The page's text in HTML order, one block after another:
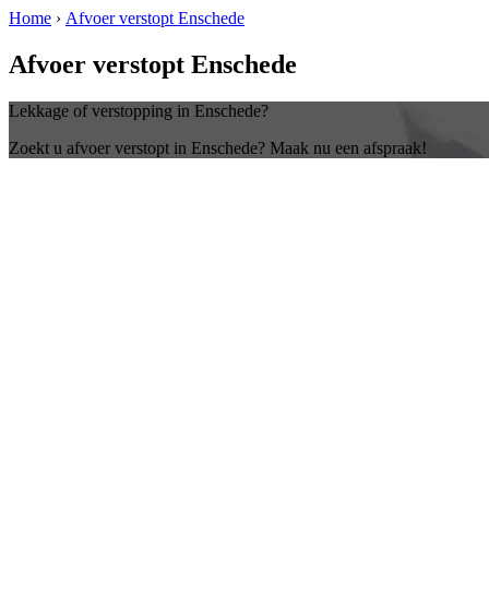
Home › Afvoer verstopt Enschede
Afvoer verstopt Enschede
Lekkage of verstopping in Enschede?
Zoekt u afvoer verstopt in Enschede? Maak nu een afspraak!